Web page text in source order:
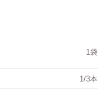
1袋
1/3本